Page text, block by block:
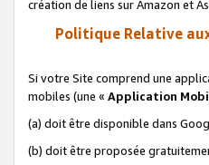
création de liens sur Amazon et
Politique Relative
Si votre Site comprend une
mobiles (une « Application
(a) doit être disponible dans
(b) doit être proposée